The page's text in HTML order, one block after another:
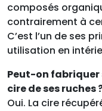
composés
contrairement à
C’est l’un de ses
utilisation en
Peut-on fabriquer
cire de ses ruches
Oui. La cire